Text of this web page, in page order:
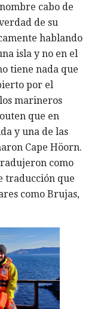
cabo de
de su
hablando
isla y no en el
tiene nada que
por el
marineros
que en
y una de las
Cape Höorn.
como
traducción que
como Brujas,